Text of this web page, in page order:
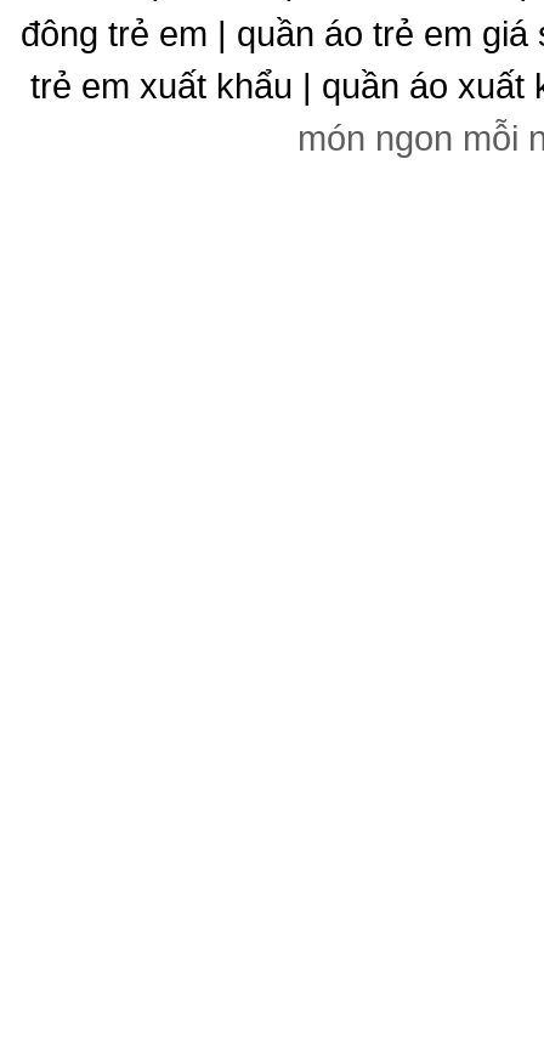
đông trẻ em | quần áo trẻ em
trẻ em xuất khẩu | quần áo xuất
món ngon mỗi